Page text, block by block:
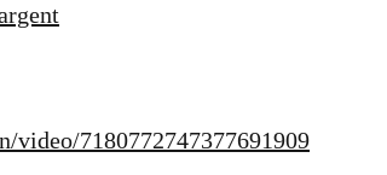
7180772747377691909